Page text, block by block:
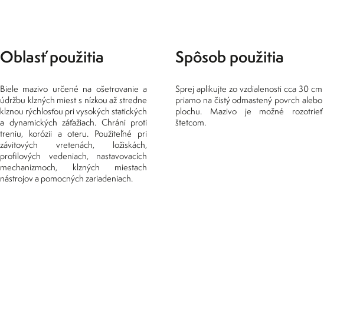
Oblasť použitia
Biele mazivo určené na ošetrovanie a
údržbu klzných miest s nízkou až stredne
klznou rýchlosťou pri vysokých statických
a dynamických záťažiach. Chráni proti
treniu, korózii a oteru. Použiteľné pri
závitových vretenách, ložiskách,
profilových vedeniach, nastavovacích
mechanizmoch, klzných miestach
nástrojov a pomocných zariadeniach.
Spôsob použitia
Sprej aplikujte zo vzdialenosti cca 30 cm
priamo na čistý odmastený povrch alebo
plochu. Mazivo je možné rozotrieť
štetcom.